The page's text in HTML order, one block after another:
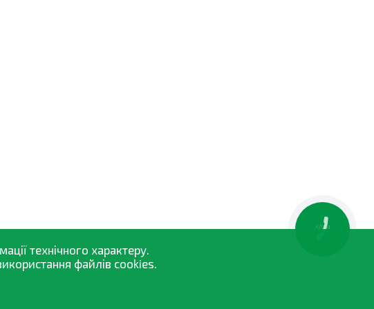
технічного характеру.
файлів cookies.
КНОПКА